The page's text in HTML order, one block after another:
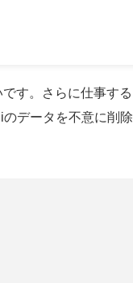
す。さらに仕事する
データを不意に削除